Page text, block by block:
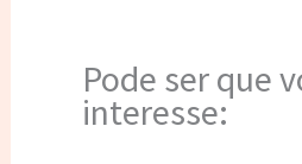
Pode ser que
interesse: